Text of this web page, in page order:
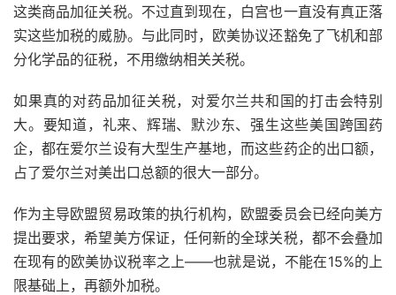
这类商品加征关税。不过直到现在，白宫也一直没有真正落
实这些加税的威胁。与此同时，欧美协议还豁免了飞机和部
分化学品的征税，不用缴纳相关关税。
如果真的对药品加征关税，对爱尔兰共和国的打击会特别
大。要知道，礼来、辉瑞、默沙东、强生这些美国跨国药
企，都在爱尔兰设有大型生产基地，而这些药企的出口额，
占了爱尔兰对美出口总额的很大一部分。
作为主导欧盟贸易政策的执行机构，欧盟委员会已经向美方
提出要求，希望美方保证，任何新的全球关税，都不会叠加
在现有的欧美协议税率之上——也就是说，不能在15%的上
限基础上，再额外加税。